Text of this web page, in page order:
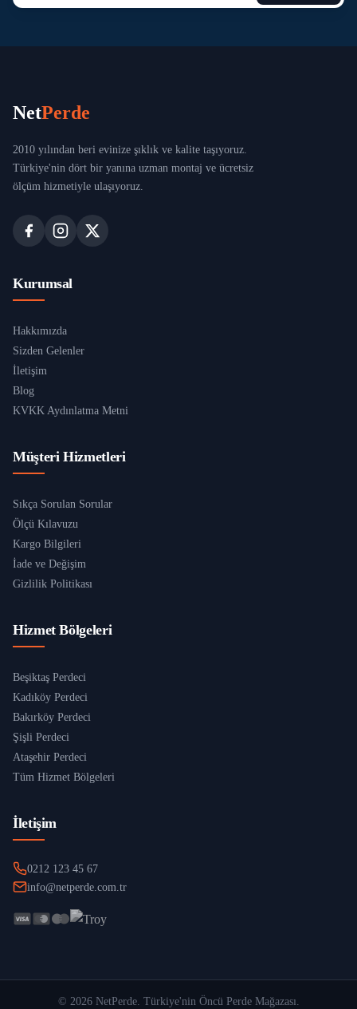
NetPerde
2010 yılından beri evinize şıklık ve kalite taşıyoruz.
Türkiye'nin dört bir yanına uzman montaj ve ücretsiz
ölçüm hizmetiyle ulaşıyoruz.
Kurumsal
Hakkımızda
Sizden Gelenler
İletişim
Blog
KVKK Aydınlatma Metni
Müşteri Hizmetleri
Sıkça Sorulan Sorular
Ölçü Kılavuzu
Kargo Bilgileri
İade ve Değişim
Gizlilik Politikası
Hizmet Bölgeleri
Beşiktaş Perdeci
Kadıköy Perdeci
Bakırköy Perdeci
Şişli Perdeci
Ataşehir Perdeci
Tüm Hizmet Bölgeleri
İletişim
0212 123 45 67
info@netperde.com.tr
© 2026 NetPerde. Türkiye'nin Öncü Perde Mağazası.